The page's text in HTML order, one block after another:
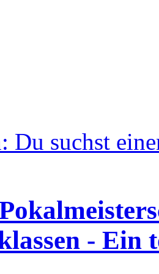
Du suchst
- Ein